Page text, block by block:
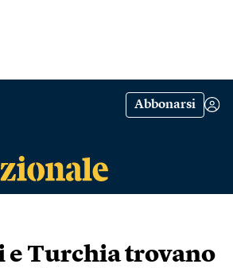
Abbonarsi
e Turchia trovano